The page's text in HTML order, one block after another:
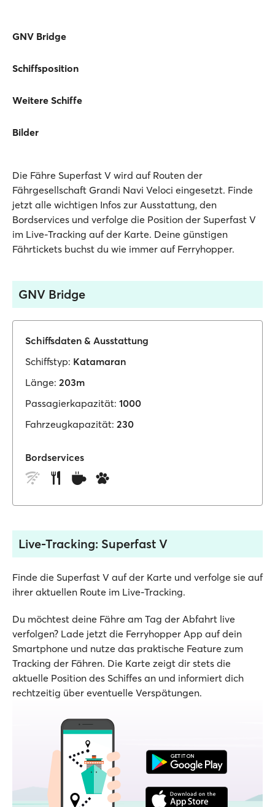
GNV Bridge
Schiffsposition
Weitere Schiffe
Bilder
Die Fähre Superfast V wird auf Routen der
Fährgesellschaft Grandi Navi Veloci eingesetzt. Finde
jetzt alle wichtigen Infos zur Ausstattung, den
Bordservices und verfolge die Position der Superfast V
im Live-Tracking auf der Karte. Deine günstigen
Fährtickets buchst du wie immer auf Ferryhopper.
GNV Bridge
Schiffsdaten & Ausstattung
Schiffstyp: Katamaran
Länge: 203m
Passagierkapazität: 1000
Fahrzeugkapazität: 230
Bordservices
Live-Tracking: Superfast V
Finde die Superfast V auf der Karte und verfolge sie auf
ihrer aktuellen Route im Live-Tracking.
Du möchtest deine Fähre am Tag der Abfahrt live
verfolgen? Lade jetzt die Ferryhopper App auf dein
Smartphone und nutze das praktische Feature zum
Tracking der Fähren. Die Karte zeigt dir stets die
aktuelle Position des Schiffes an und informiert dich
rechtzeitig über eventuelle Verspätungen.